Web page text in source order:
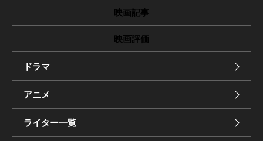
映画記事
映画評価
ドラマ
アニメ
ライター一覧